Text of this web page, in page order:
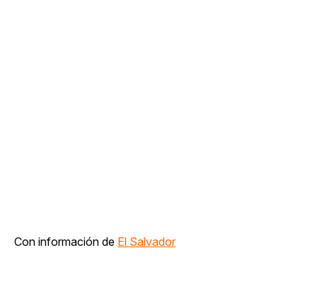
Con información de El Salvador